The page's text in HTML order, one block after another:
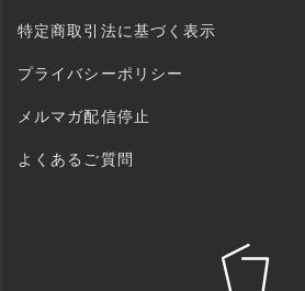
特定商取引法に基づく表示
プライバシーポリシー
メルマガ配信停止
よくあるご質問